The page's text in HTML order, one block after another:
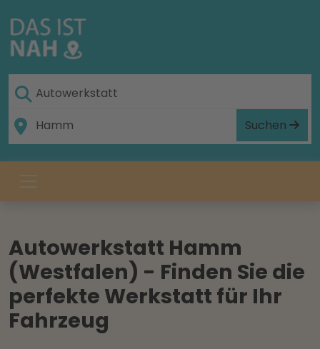
Suchen
Autowerkstatt Hamm
(Westfalen) - Finden Sie die
perfekte Werkstatt für Ihr
Fahrzeug